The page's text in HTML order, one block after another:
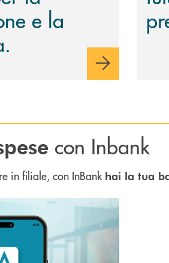
e la
con Inbank
in filiale, con InBank hai la tua
: il tuo conto bancario direttamente